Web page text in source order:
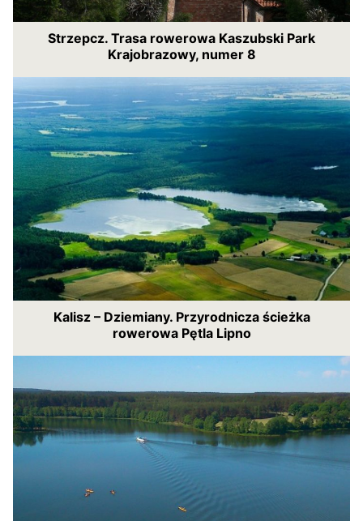
Strzepcz. Trasa rowerowa Kaszubski Park
Krajobrazowy, numer 8
Kalisz – Dziemiany. Przyrodnicza ścieżka
rowerowa Pętla Lipno